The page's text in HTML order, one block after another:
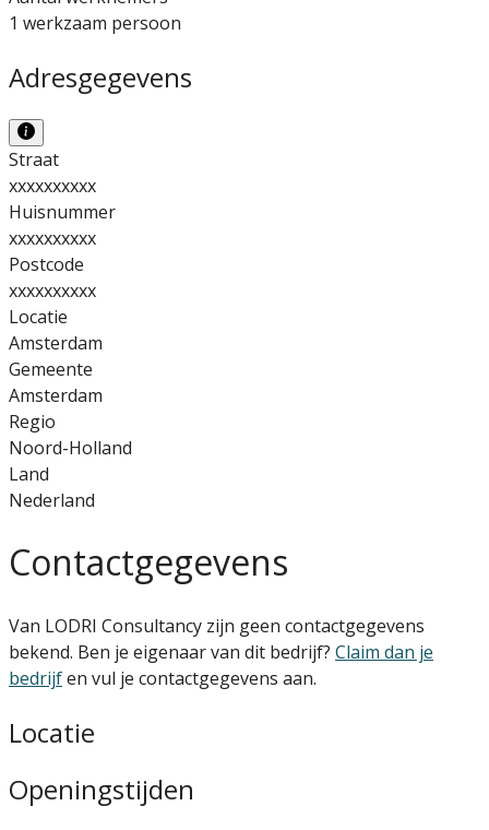
1 werkzaam persoon
Adresgegevens
Straat
xxxxxxxxxx
Huisnummer
xxxxxxxxxx
Postcode
xxxxxxxxxx
Locatie
Amsterdam
Gemeente
Amsterdam
Regio
Noord-Holland
Land
Nederland
Contactgegevens
Van LODRI Consultancy zijn geen contactgegevens
bekend. Ben je eigenaar van dit bedrijf? Claim dan je
bedrijfen vul je contactgegevens aan.
Locatie
Openingstijden